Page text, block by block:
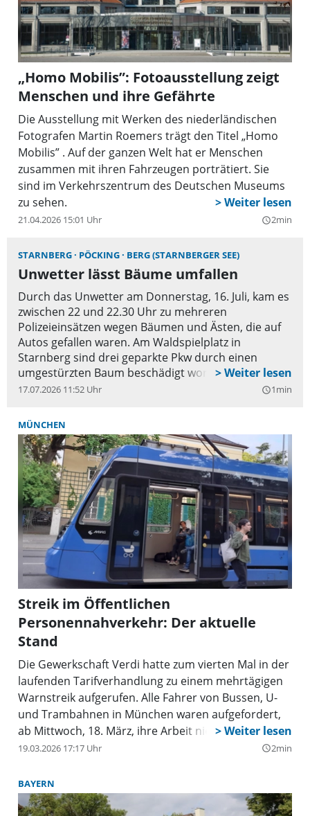
„Homo Mobilis”: Fotoausstellung zeigt
Menschen und ihre Gefährte
Die Ausstellung mit Werken des niederländischen
Fotografen Martin Roemers trägt den Titel „Homo
Mobilis” . Auf der ganzen Welt hat er Menschen
zusammen mit ihren Fahrzeugen porträtiert. Sie
sind im Verkehrszentrum des Deutschen Museums
zu sehen.
21.04.2026 15:01 Uhr query_builder2min
STARNBERG PÖCKING BERG (STARNBERGER SEE)
Unwetter lässt Bäume umfallen
Durch das Unwetter am Donnerstag, 16. Juli, kam es
zwischen 22 und 22.30 Uhr zu mehreren
Polizeieinsätzen wegen Bäumen und Ästen, die auf
Autos gefallen waren. Am Waldspielplatz in
Starnberg sind drei geparkte Pkw durch einen
umgestürzten Baum beschädigt worden. In der
Feichtetstraße in Pöcking ist ein Baum auf zwei
steht noch nicht fest.
17.07.2026 11:52 Uhr query_builder1min
MÜNCHEN
Streik im Öffentlichen
Personennahverkehr: Der aktuelle
Stand
Die Gewerkschaft Verdi hatte zum vierten Mal in der
laufenden Tarifverhandlung zu einem mehrtägigen
Warnstreik aufgerufen. Alle Fahrer von Bussen, U-
und Trambahnen in München waren aufgefordert,
ab Mittwoch, 18. März, ihre Arbeit niederzulegen.
19.03.2026 17:17 Uhr query_builder2min
BAYERN